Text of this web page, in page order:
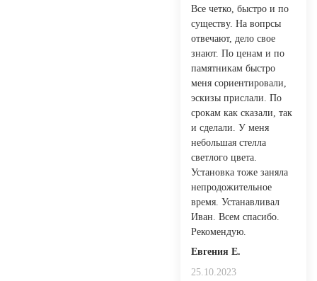
Все четко, быстро и по
существу. На вопрсы
отвечают, дело свое
знают. По ценам и по
памятникам быстро
меня сориентировали,
эскизы прислали. По
срокам как сказали, так
и сделали. У меня
небольшая стелла
светлого цвета.
Установка тоже заняла
непродожительное
время. Устанавливал
Иван. Всем спасибо.
Рекомендую.
Евгения Е.
25.10.2023